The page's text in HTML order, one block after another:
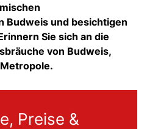
Budweis und besichtigen
Sie sich an die
von Budweis,
Preise &